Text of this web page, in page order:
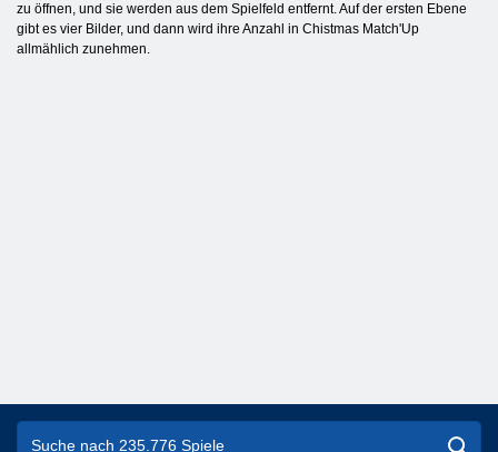
zu öffnen, und sie werden aus dem Spielfeld entfernt. Auf der ersten Ebene
gibt es vier Bilder, und dann wird ihre Anzahl in Chistmas Match'Up
allmählich zunehmen.